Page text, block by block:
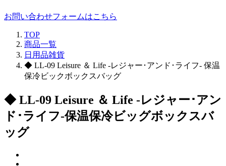
お問い合わせフォームはこちら
TOP
商品一覧
日用品雑貨
◆ LL-09 Leisure ＆ Life -レジャー･アンド･ライフ- 保温
保冷ビックボックスバッグ
◆ LL-09 Leisure ＆ Life -レジャー･アン
ド･ライフ-保温保冷ビッグボックスバ
ッグ